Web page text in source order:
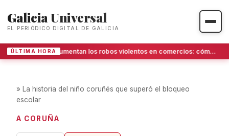
Galicia Universal
EL PERIÓDICO DIGITAL DE GALICIA
ÚLTIMA HORA Aumentan los robos violentos en comercios: cómo se protegen los establecimientos en Galicia
» La historia del niño coruñés que superó el bloqueo
escolar
A CORUÑA